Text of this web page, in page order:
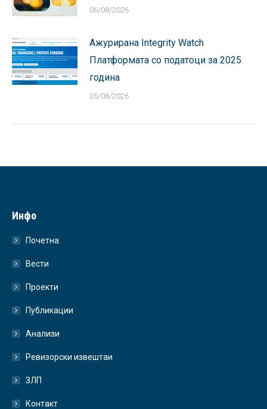
06/08/2026
Ажурирана Integrity Watch
Платформата со податоци за 2025
година
05/08/2026
Инфо
Почетна
Вести
Проекти
Публикации
Анализи
Ревизорски извештаи
ЗЛП
Контакт